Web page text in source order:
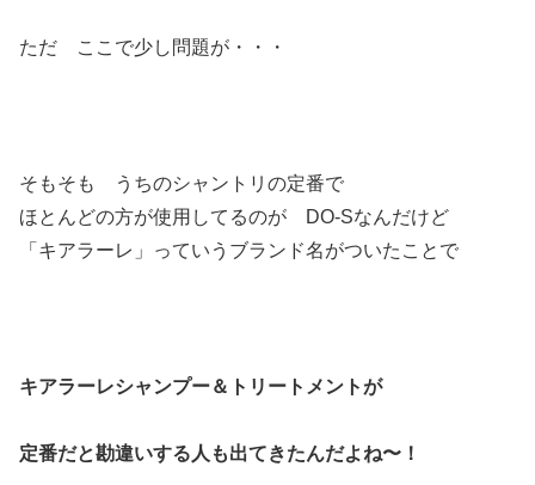
ただ ここで少し問題が・・・
そもそも うちのシャントリの定番で
ほとんどの方が使用してるのが DO-Sなんだけど
「キアラーレ」っていうブランド名がついたことで
キアラーレシャンプー＆トリートメントが
定番だと勘違いする人も出てきたんだよね〜！